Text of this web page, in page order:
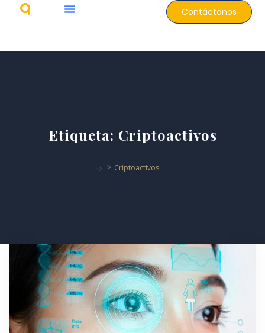
Contáctanos
Etiqueta: Criptoactivos
> Criptoactivos